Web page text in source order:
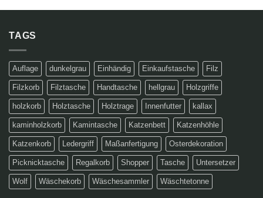
TAGS
Auflage dunkelgrau Einhändig Einkaufstasche Filz
Filzkorb Filztasche Handtasche hellgrau Holzgriffe
holzkorb Holztasche Holztrage Innenfutter kallax
kaminholzkorb Kamintasche Katzenbett Katzenhöhle
Katzenkorb Ledergriff Maßanfertigung Osterdekoration
Picknicktasche Regalkorb Shopper Tasche Untersetzer
Wolf Wäschekorb Wäschesammler Wäschtetonne